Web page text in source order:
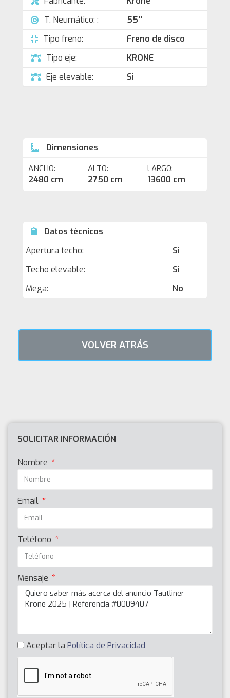
T. Neumático: :
55''
Tipo freno:
Freno de disco
Tipo eje:
KRONE
Eje elevable:
Si
Dimensiones
ANCHO:
2480 cm
ALTO:
2750 cm
LARGO:
13600 cm
Datos técnicos
Apertura techo:
Si
Techo elevable:
Si
Mega:
No
VOLVER ATRÁS
SOLICITAR INFORMACIÓN
Nombre
Email
Teléfono
Mensaje
Aceptar la Política de Privacidad